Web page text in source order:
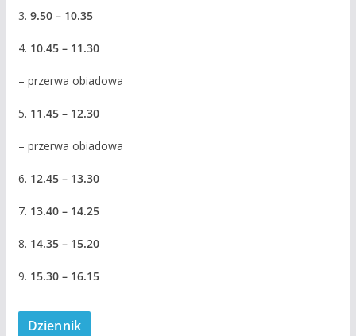
3. 9.50 – 10.35
4. 10.45 – 11.30
– przerwa obiadowa
5. 11.45 – 12.30
– przerwa obiadowa
6. 12.45 – 13.30
7. 13.40 – 14.25
8. 14.35 – 15.20
9. 15.30 – 16.15
Dziennik